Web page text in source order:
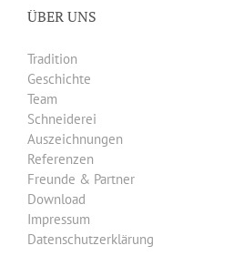
ÜBER UNS
Tradition
Geschichte
Team
Schneiderei
Auszeichnungen
Referenzen
Freunde & Partner
Download
Impressum
Datenschutzerklärung